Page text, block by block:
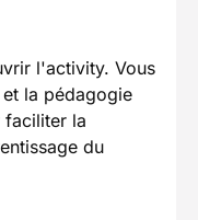
l'activity. Vous
la pédagogie
faciliter la
du